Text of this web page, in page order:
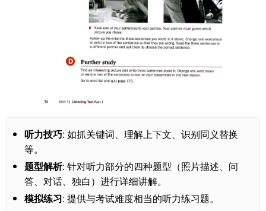
听力技巧: 如抓关键词、理解上下文、识别同义替换
等。
题型解析: 针对听力部分的四种题型（照片描述、问
答、对话、独白）进行详细讲解。
模拟练习: 提供与考试难度相当的听力练习题。